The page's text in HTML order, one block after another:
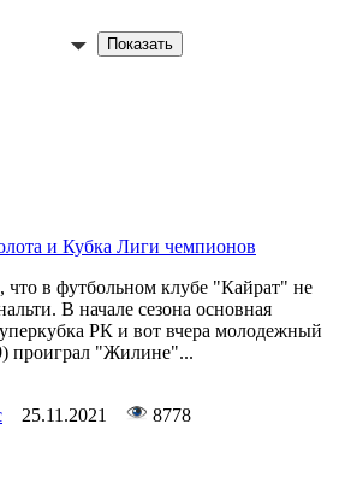
Показать
и Кубка Лиги чемпионов
что в футбольном клубе "Кайрат" не
В начале сезона основная
РК и вот вчера молодежный
проиграл "Жилине"...
25.11.2021 8778